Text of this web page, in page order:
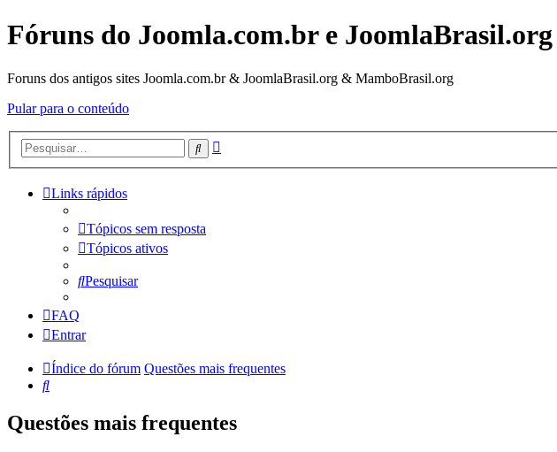
Fóruns do Joomla.com.br e JoomlaBrasil.org
Foruns dos antigos sites Joomla.com.br & JoomlaBrasil.org & MamboBrasil.org
Pular para o conteúdo
Pesquisar
Links rápidos
Tópicos sem resposta
Tópicos ativos
Pesquisar
FAQ
Entrar
Índice do fórum Questões mais frequentes
Pesquisar
Questões mais frequentes